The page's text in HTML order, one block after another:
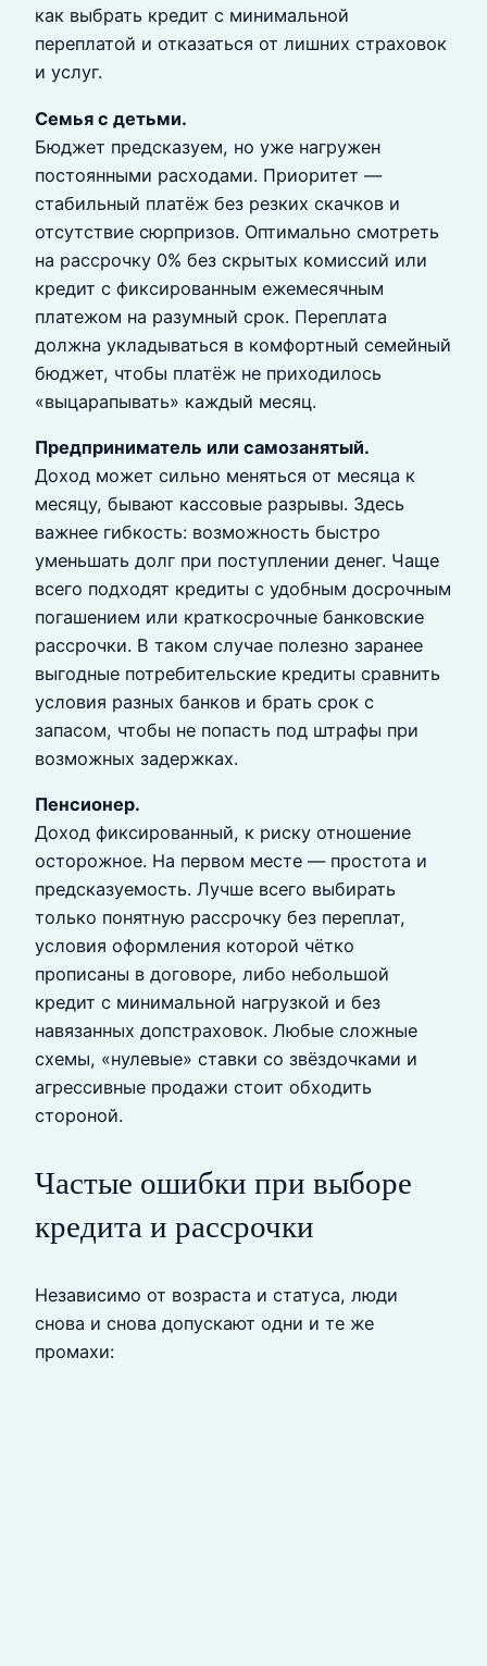
как выбрать кредит с минимальной
переплатой и отказаться от лишних страховок
и услуг.
Семья с детьми.
Бюджет предсказуем, но уже нагружен
постоянными расходами. Приоритет —
стабильный платёж без резких скачков и
отсутствие сюрпризов. Оптимально смотреть
на рассрочку 0% без скрытых комиссий или
кредит с фиксированным ежемесячным
платежом на разумный срок. Переплата
должна укладываться в комфортный семейный
бюджет, чтобы платёж не приходилось
«выцарапывать» каждый месяц.
Предприниматель или самозанятый.
Доход может сильно меняться от месяца к
месяцу, бывают кассовые разрывы. Здесь
важнее гибкость: возможность быстро
уменьшать долг при поступлении денег. Чаще
всего подходят кредиты с удобным досрочным
погашением или краткосрочные банковские
рассрочки. В таком случае полезно заранее
выгодные потребительские кредиты сравнить
условия разных банков и брать срок с
запасом, чтобы не попасть под штрафы при
возможных задержках.
Пенсионер.
Доход фиксированный, к риску отношение
осторожное. На первом месте — простота и
предсказуемость. Лучше всего выбирать
только понятную рассрочку без переплат,
условия оформления которой чётко
прописаны в договоре, либо небольшой
кредит с минимальной нагрузкой и без
навязанных допстраховок. Любые сложные
схемы, «нулевые» ставки со звёздочками и
агрессивные продажи стоит обходить
стороной.
Частые ошибки при выборе
кредита и рассрочки
Независимо от возраста и статуса, люди
снова и снова допускают одни и те же
промахи: